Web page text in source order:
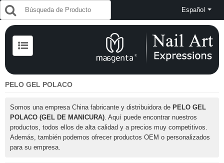
Español
PELO GEL POLACO
Somos una empresa China fabricante y distribuidora de PELO GEL
POLACO (GEL DE MANICURA). Aquí puede encontrar nuestros
productos, todos ellos de alta calidad y a precios muy competitivos.
Además, también podemos ofrecer productos OEM o personalizados
para su empresa.